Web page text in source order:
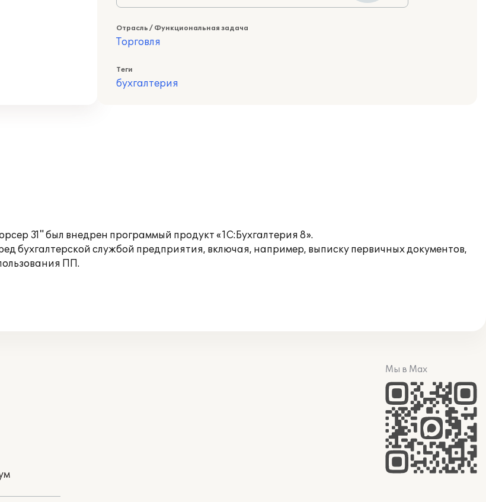
Отрасль / Функциональная задача
Торговля
Теги
бухгалтерия
31" был внедрен программый продукт «1С:Бухгалтерия 8».
бухгалтерской службой предприятия, включая, например, выписку первичных документов,
ПП.
Мы в Max